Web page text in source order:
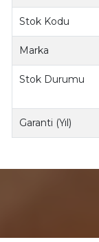
Stok Kodu
Marka
Stok Durumu
Garanti (Yıl)